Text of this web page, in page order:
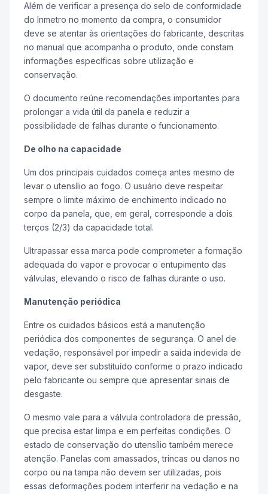
Além de verificar a presença do selo de conformidade
do Inmetro no momento da compra, o consumidor
deve se atentar às orientações do fabricante, descritas
no manual que acompanha o produto, onde constam
informações específicas sobre utilização e
conservação.
O documento reúne recomendações importantes para
prolongar a vida útil da panela e reduzir a
possibilidade de falhas durante o funcionamento.
De olho na capacidade
Um dos principais cuidados começa antes mesmo de
levar o utensílio ao fogo. O usuário deve respeitar
sempre o limite máximo de enchimento indicado no
corpo da panela, que, em geral, corresponde a dois
terços (2/3) da capacidade total.
Ultrapassar essa marca pode comprometer a formação
adequada do vapor e provocar o entupimento das
válvulas, elevando o risco de falhas durante o uso.
Manutenção periódica
Entre os cuidados básicos está a manutenção
periódica dos componentes de segurança. O anel de
vedação, responsável por impedir a saída indevida de
vapor, deve ser substituído conforme o prazo indicado
pelo fabricante ou sempre que apresentar sinais de
desgaste.
O mesmo vale para a válvula controladora de pressão,
que precisa estar limpa e em perfeitas condições. O
estado de conservação do utensílio também merece
atenção. Panelas com amassados, trincas ou danos no
corpo ou na tampa não devem ser utilizadas, pois
essas deformações podem interferir na vedação e na